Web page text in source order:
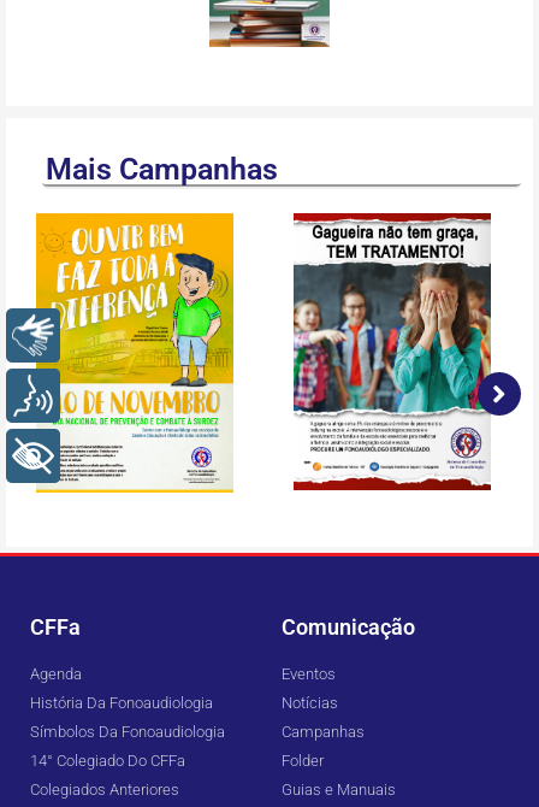
Mais Campanhas
CFFa
Agenda
História Da Fonoaudiologia
Símbolos Da Fonoaudiologia
14° Colegiado Do CFFa
Colegiados Anteriores
Comunicação
Eventos
Notícias
Campanhas
Folder
Guias e Manuais
Libras
Voz
+ Acessibilidade